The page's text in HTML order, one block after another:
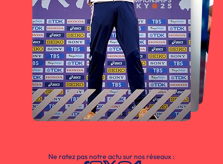
Ne ratez pas notre actu sur nos réseaux :